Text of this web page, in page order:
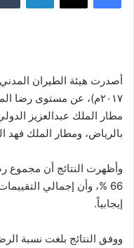
أصدرت هيئة الطيران
٢٠١٧م)، عن مستوى رضا
مطار الملك عبدالعزيز
بالرياض، ومطار الملك فهد
وأظهرت النتائج أن مجموع
إيجابياً.